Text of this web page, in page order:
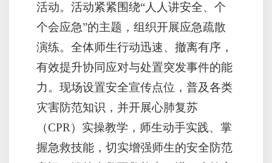
活动。活动紧紧围绕“人人讲安全、个
个会应急”的主题，组织开展应急疏散
演练。全体师生行动迅速、撤离有序，
有效提升协同应对与处置突发事件的能
力。现场设置安全宣传点位，普及各类
灾害防范知识，并开展心肺复苏
（CPR）实操教学，师生动手实践、掌
握急救技能，切实增强师生的安全防范